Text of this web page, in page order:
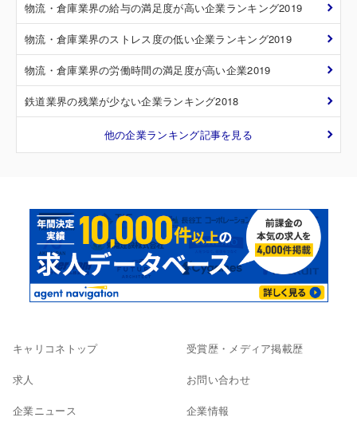
物流・倉庫業界の給与の満足度が高い企業ランキング2019
物流・倉庫業界のストレス度の低い企業ランキング2019
物流・倉庫業界の労働時間の満足度が高い企業2019
鉄道業界の残業が少ない企業ランキング2018
他の企業ランキング記事を見る
キャリコネトップ
求人
企業ニュース
受賞歴・メディア掲載歴
お問い合わせ
企業情報